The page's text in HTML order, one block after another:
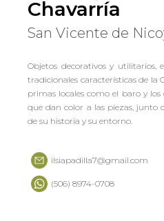
Chavarría
San Vicente de
Objetos decorativos y utilitarios,
tradicionales características de la
primas locales como el baro y
que dan color a las piezas, junto
de su historia y su entorno.
ilsiapadilla7@gmail.com
(506) 8974-0708